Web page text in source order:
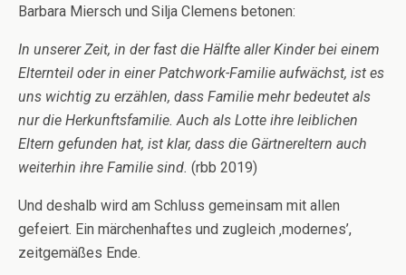
Barbara Miersch und Silja Clemens betonen:
In unserer Zeit, in der fast die Hälfte aller Kinder bei einem
Elternteil oder in einer Patchwork-Familie aufwächst, ist es
uns wichtig zu erzählen, dass Familie mehr bedeutet als
nur die Herkunftsfamilie. Auch als Lotte ihre leiblichen
Eltern gefunden hat, ist klar, dass die Gärtnereltern auch
weiterhin ihre Familie sind. (rbb 2019)
Und deshalb wird am Schluss gemeinsam mit allen
gefeiert. Ein märchenhaftes und zugleich ‚modernes’,
zeitgemäßes Ende.